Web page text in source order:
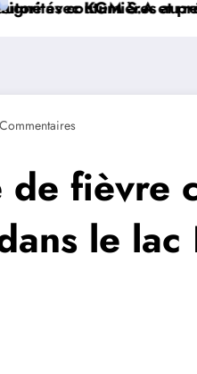
le deuxième
et à
fièvre
le lac